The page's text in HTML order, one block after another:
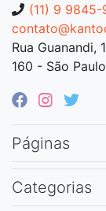
(11) 9 9845-
Rua
160 - São
Páginas
Categorias